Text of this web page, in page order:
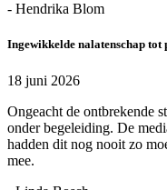
- Hendrika Blom
Ingewikkelde nalatenschap tot
18 juni 2026
Ongeacht de ontbrekende
onder begeleiding. De
hadden dit nog nooit zo
mee.